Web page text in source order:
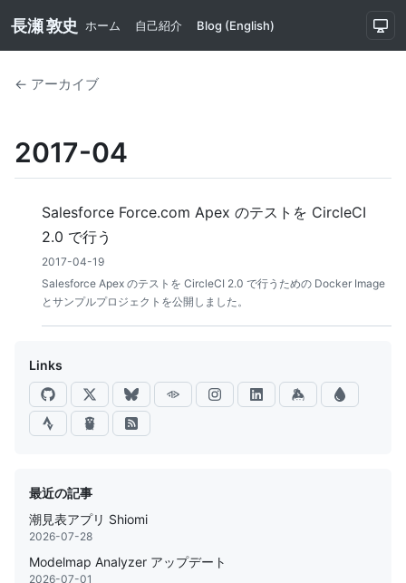
長瀬 敦史 ホーム 自己紹介 Blog (English)
← アーカイブ
2017-04
Salesforce Force.com Apex のテストを CircleCI
2.0 で行う
2017-04-19
Salesforce Apex のテストを CircleCI 2.0 で行うための Docker Image
とサンプルプロジェクトを公開しました。
Links
最近の記事
潮見表アプリ Shiomi
2026-07-28
Modelmap Analyzer アップデート
2026-07-01